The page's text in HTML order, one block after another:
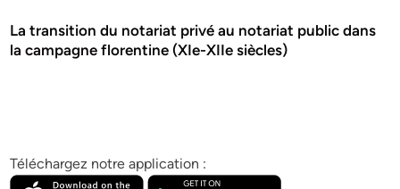
La transition du notariat privé au notariat public dans
la campagne florentine (XIe-XIIe siècles)
Téléchargez notre application :